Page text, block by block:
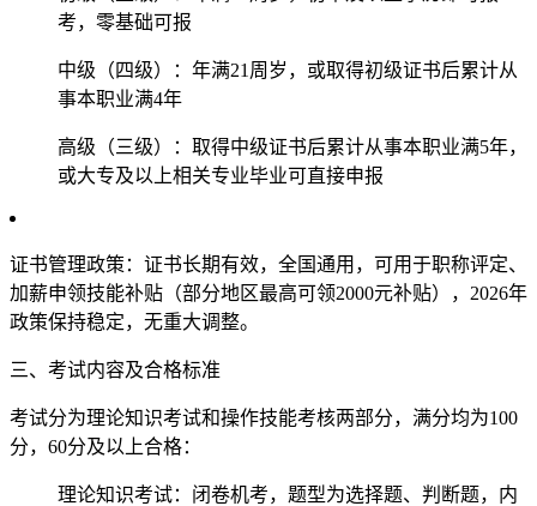
考，零基础可报
中级（四级）：年满21周岁，或取得初级证书后累计从
事本职业满4年
高级（三级）：取得中级证书后累计从事本职业满5年，
或大专及以上相关专业毕业可直接申报
‌证书管理政策‌：证书长期有效，全国通用，可用于职称评定、
加薪申领技能补贴（部分地区最高可领2000元补贴），2026年
政策保持稳定，无重大调整。
三、考试内容及合格标准
考试分为‌理论知识考试‌和‌操作技能考核‌两部分，满分均为100
分，60分及以上合格：
‌理论知识考试‌：闭卷机考，题型为选择题、判断题，内